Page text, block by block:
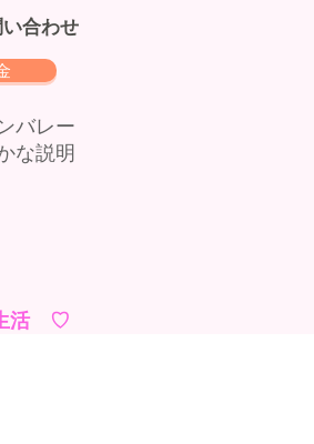
バレー
な説明
活 ♡
合わせ